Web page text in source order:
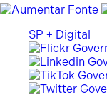
SP + Digital